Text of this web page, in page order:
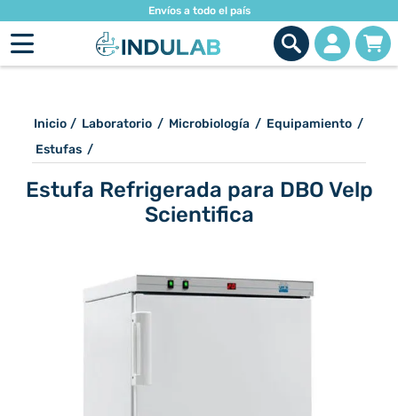
Envíos a todo el país
Inicio / Laboratorio / Microbiología / Equipamiento /
Estufas /
Estufa Refrigerada para DBO Velp
Scientifica